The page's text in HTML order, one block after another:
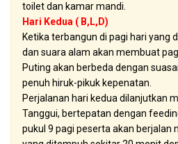
toilet dan kamar mandi.
Hari Kedua ( B,L,D)
Ketika terbangun di pagi hari yang
dan suara alam akan membuat
Puting akan berbeda dengan
penuh hiruk-pikuk kepenatan.
Perjalanan hari kedua dilanjutkan
Tanggui, bertepatan dengan
pukul 9 pagi peserta akan berjalan